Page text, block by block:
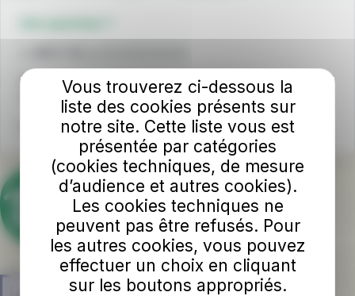
Horaires d'ouverture
Du lundi au samedi : 8h - 18h sans interruption
Nous écrire
Vous trouverez ci-dessous la
liste des cookies présents sur
notre site. Cette liste vous est
présentée par catégories
(cookies techniques, de mesure
d’audience et autres cookies).
Les cookies techniques ne
peuvent pas être refusés. Pour
les autres cookies, vous pouvez
effectuer un choix en cliquant
sur les boutons appropriés.